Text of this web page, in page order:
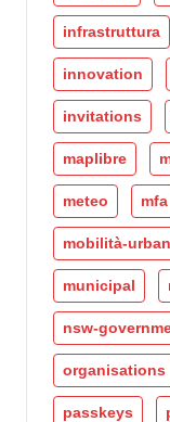
infrastruttura
innovation
invitations
maplibre
meteo mfa
mobilità-
municipal
nsw-
organisations
passkeys